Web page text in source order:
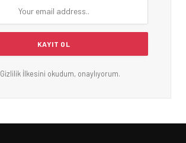
Gizlilik İlkesini okudum, onaylıyorum.